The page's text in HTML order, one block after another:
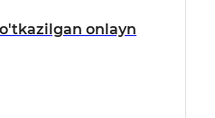
onlayn